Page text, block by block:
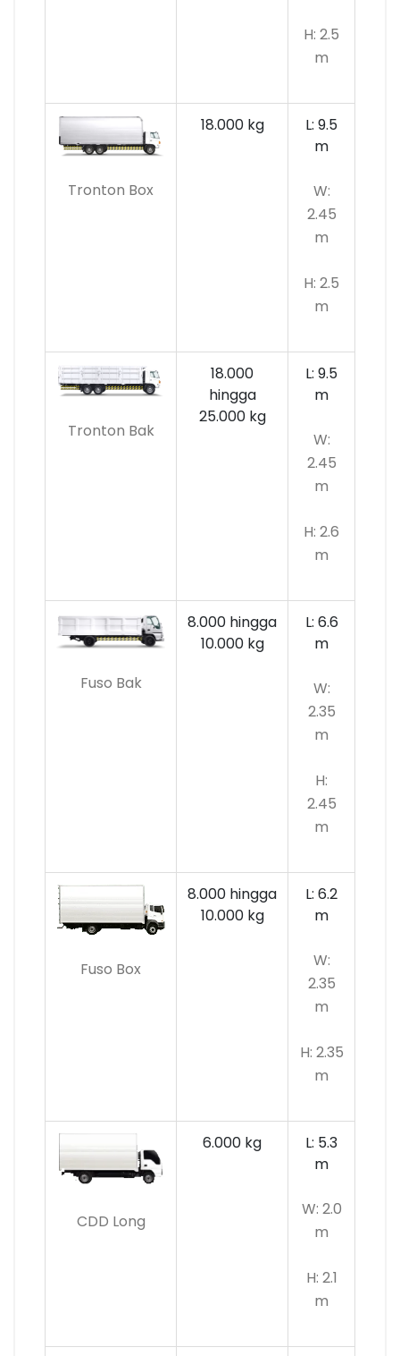
H: 2.5
m
Tronton Box
18.000 kg
L: 9.5
m
W:
2.45
m
H: 2.5
m
Tronton Bak
18.000
hingga
25.000 kg
L: 9.5
m
W:
2.45
m
H: 2.6
m
Fuso Bak
8.000 hingga
10.000kg
L: 6.6
m
W:
2.35
m
H:
2.45
m
Fuso Box
8.000 hingga
10.000 kg
L: 6.2
m
W:
2.35
m
H: 2.35
m
CDD Long
6.000 kg
L: 5.3
m
W: 2.0
m
H: 2.1
m